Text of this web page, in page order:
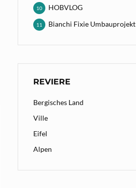
HOBVLOG
10
Bianchi Fixie Umbauprojekt
11
REVIERE
Bergisches Land
Ville
Eifel
Alpen